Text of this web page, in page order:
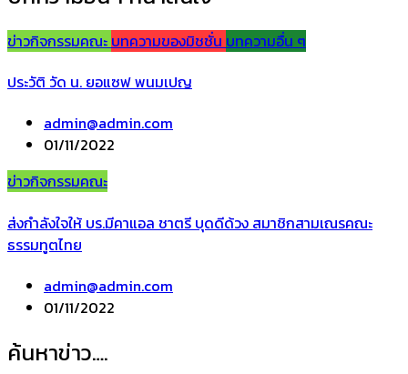
ข่าวกิจกรรมคณะ บทความของมิชชั่น บทความอื่น ๆ
ประวัติ วัด น. ยอแซฟ พนมเปญ
admin@admin.com
01/11/2022
ข่าวกิจกรรมคณะ
ส่งกำลังใจให้ บร.มีคาแอล ชาตรี บุดดีด้วง สมาชิกสามเณรคณะ
ธรรมทูตไทย
admin@admin.com
01/11/2022
ค้นหาข่าว….